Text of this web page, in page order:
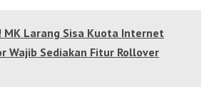
MK Larang Sisa Kuota Internet
Wajib Sediakan Fitur Rollover